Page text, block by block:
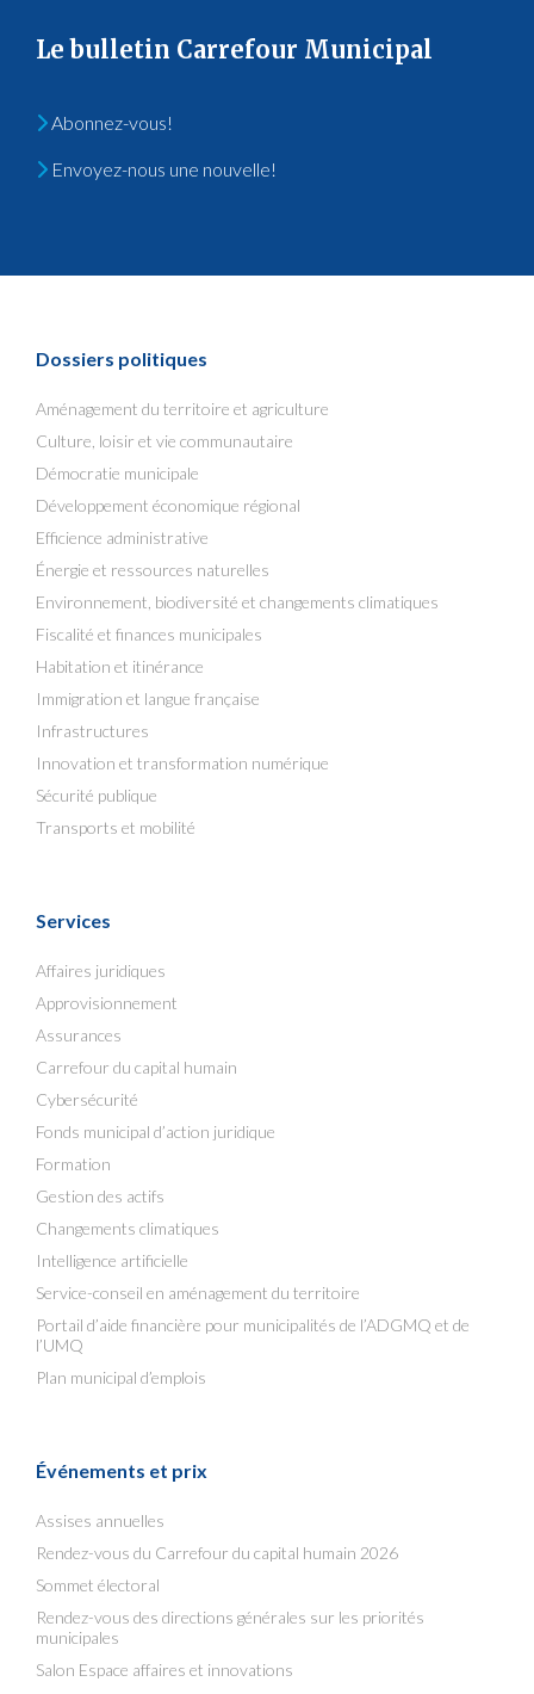
Le bulletin Carrefour Municipal
Abonnez-vous!
Envoyez-nous une nouvelle!
Dossiers politiques
Aménagement du territoire et agriculture
Culture, loisir et vie communautaire
Démocratie municipale
Développement économique régional
Efficience administrative
Énergie et ressources naturelles
Environnement, biodiversité et changements climatiques
Fiscalité et finances municipales
Habitation et itinérance
Immigration et langue française
Infrastructures
Innovation et transformation numérique
Sécurité publique
Transports et mobilité
Services
Affaires juridiques
Approvisionnement
Assurances
Carrefour du capital humain
Cybersécurité
Fonds municipal d’action juridique
Formation
Gestion des actifs
Changements climatiques
Intelligence artificielle
Service-conseil en aménagement du territoire
Portail d’aide financière pour municipalités de l’ADGMQ et de
l’UMQ
Plan municipal d’emplois
Événements et prix
Assises annuelles
Rendez-vous du Carrefour du capital humain 2026
Sommet électoral
Rendez-vous des directions générales sur les priorités
municipales
Salon Espace affaires et innovations